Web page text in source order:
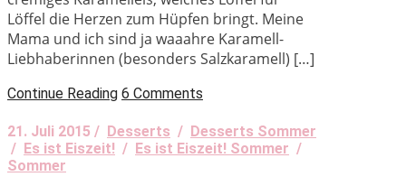
Löffel die Herzen zum Hüpfen bringt. Meine
Mama und ich sind ja waaahre Karamell-
Liebhaberinnen (besonders Salzkaramell) […]
Continue Reading 6 Comments
21. Juli 2015 / Desserts / Desserts Sommer
/ Es ist Eiszeit! / Es ist Eiszeit! Sommer /
Sommer